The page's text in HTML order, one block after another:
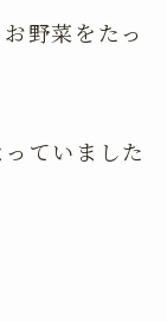
野菜をたっ
ていました